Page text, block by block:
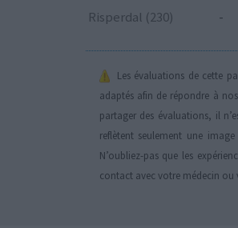
Risperdal (230)
-
Les évaluations de cette
adaptés afin de répondre à
partager des évaluations, il
reflètent seulement une
N’oubliez-pas que les
contact avec votre médecin ou